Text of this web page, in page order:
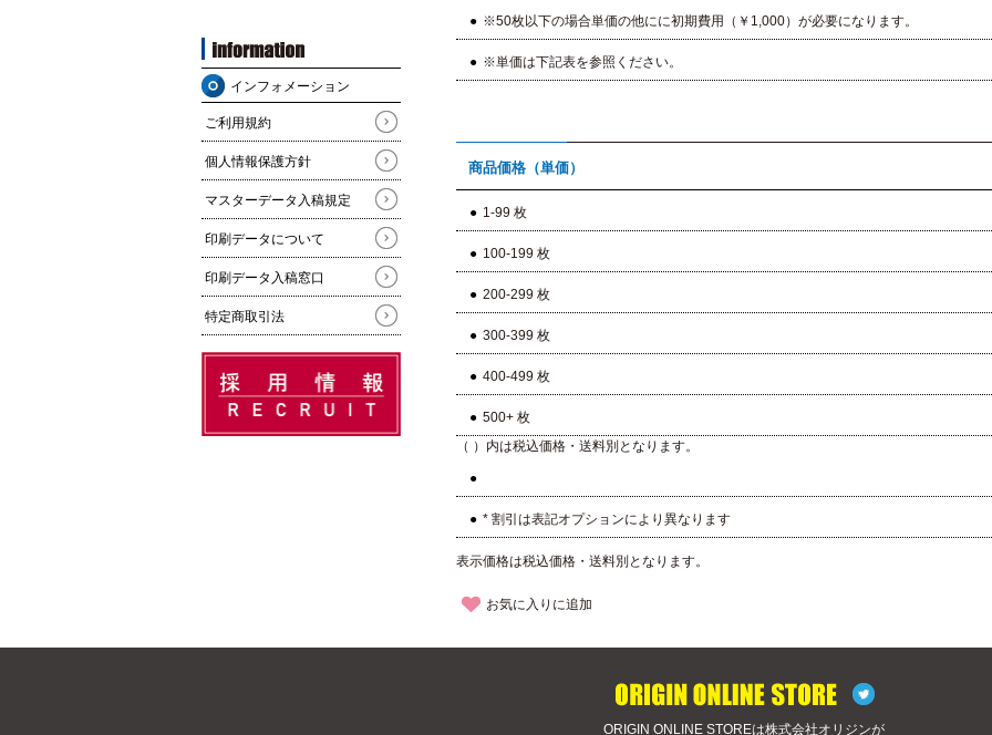
インフォメーション
ご利用規約
個人情報保護方針
マスターデータ入稿規定
印刷データについて
印刷データ入稿窓口
特定商取引法
※50枚以下の場合単価の他にに初期費用（￥1,000）が必要になります。
※単価は下記表を参照ください。
商品価格（単価）
1-99 枚
100-199 枚
200-299 枚
300-399 枚
400-499 枚
500+ 枚
（ ）内は税込価格・送料別となります。
* 割引は表記オプションにより異なります
表示価格は税込価格・送料別となります。
お気に入りに追加
ORIGIN ONLINE STOREは株式会社オリジンが